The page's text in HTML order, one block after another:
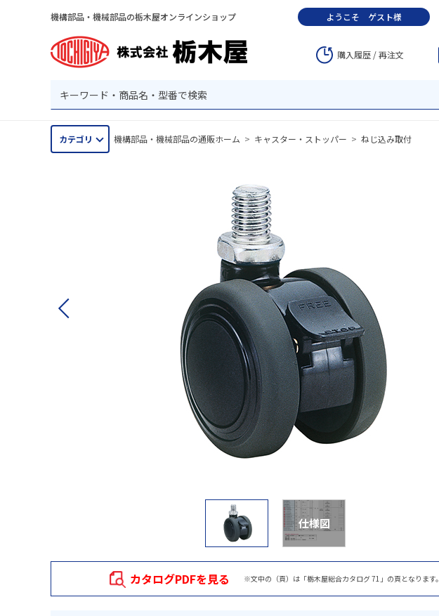
機構部品・機械部品の栃木屋オンラインショップ ようこそ ゲスト様
購入履歴 / 再注文
カテゴリ 機構部品・機械部品の通販ホーム > キャスター・ストッパー > ねじ込み取付
仕様図
カタログPDFを見る ※文中の（頁）は「栃木屋総合カタログ 71」の頁となります。